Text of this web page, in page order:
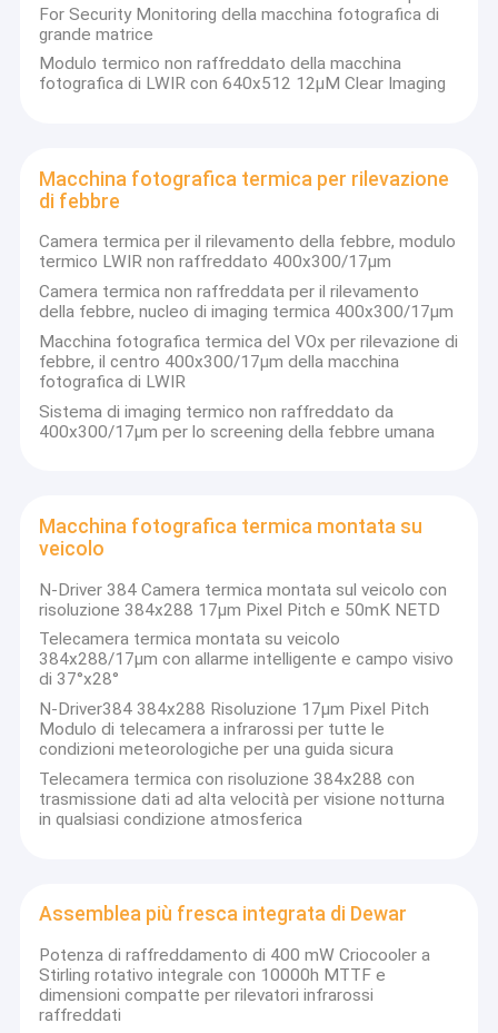
Rivelatori infrarossi raffreddati
Moduli raffreddati della macchina fotografica
Modulo termico di alta risoluzione della macchina
Macchina fotografica termica per rilevazione di febbre
Macchina fotografica termica montata su veicolo
Assemblea più fresca integrata di Dewar
Rivelatori infrarossi non raffreddati
For Security Monitoring della macchina fotografica di
grande matrice
Modulo termico non raffreddato della macchina
fotografica di LWIR con 640x512 12μM Clear Imaging
Macchina fotografica termica per rilevazione
di febbre
Camera termica per il rilevamento della febbre, modulo
termico LWIR non raffreddato 400x300/17μm
Camera termica non raffreddata per il rilevamento
della febbre, nucleo di imaging termica 400x300/17μm
Macchina fotografica termica del VOx per rilevazione di
febbre, il centro 400x300/17μm della macchina
fotografica di LWIR
Sistema di imaging termico non raffreddato da
400x300/17μm per lo screening della febbre umana
Macchina fotografica termica montata su
veicolo
N-Driver 384 Camera termica montata sul veicolo con
risoluzione 384x288 17μm Pixel Pitch e 50mK NETD
Telecamera termica montata su veicolo
384x288/17μm con allarme intelligente e campo visivo
di 37°x28°
N-Driver384 384x288 Risoluzione 17μm Pixel Pitch
Modulo di telecamera a infrarossi per tutte le
condizioni meteorologiche per una guida sicura
Telecamera termica con risoluzione 384x288 con
trasmissione dati ad alta velocità per visione notturna
in qualsiasi condizione atmosferica
Assemblea più fresca integrata di Dewar
Potenza di raffreddamento di 400 mW Criocooler a
Stirling rotativo integrale con 10000h MTTF e
dimensioni compatte per rilevatori infrarossi
raffreddati